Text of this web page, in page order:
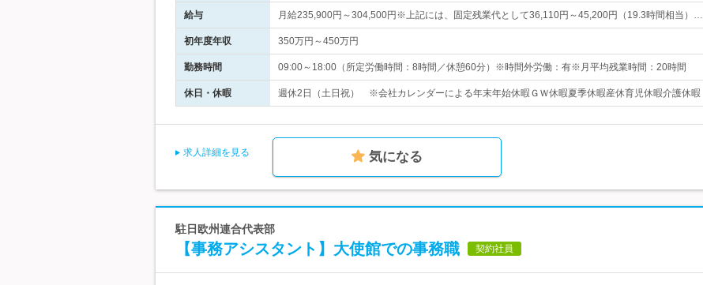
給与 月給235,900円～304,500円※上記には、固定残業代として36,110円～45,200円（19.3時間相当）…
初年度年収 350万円～450万円
勤務時間 09:00～18:00（所定労働時間：8時間／休憩60分）※時間外労働：有※月平均残業時間：20時間
休日・休暇 週休2日（土日祝） ※会社カレンダーによる年末年始休暇ＧＷ休暇夏季休暇産休育児休暇介護休暇
求人詳細を見る 気になる
駐日欧州連合代表部
【事務アシスタント】大使館での事務職 契約社員